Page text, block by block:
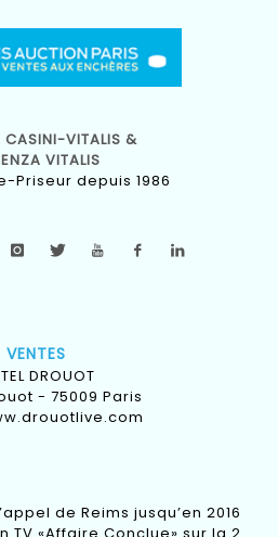
CASINI-VITALIS &
VITALIS
Priseur depuis 1986
VENTES
DROUOT
- 75009 Paris
de Reims jusqu’en 2016